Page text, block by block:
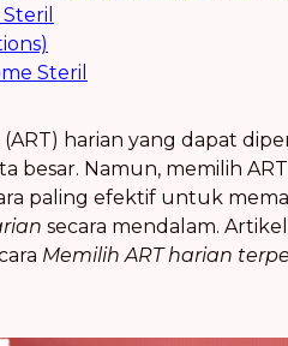
Steril
(ART) harian yang dapat
besar. Namun, memilih
paling efektif untuk
secara mendalam.
Memilih ART harian